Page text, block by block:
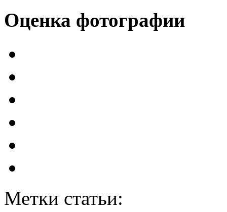
Оценка фотографии
Метки статьи: